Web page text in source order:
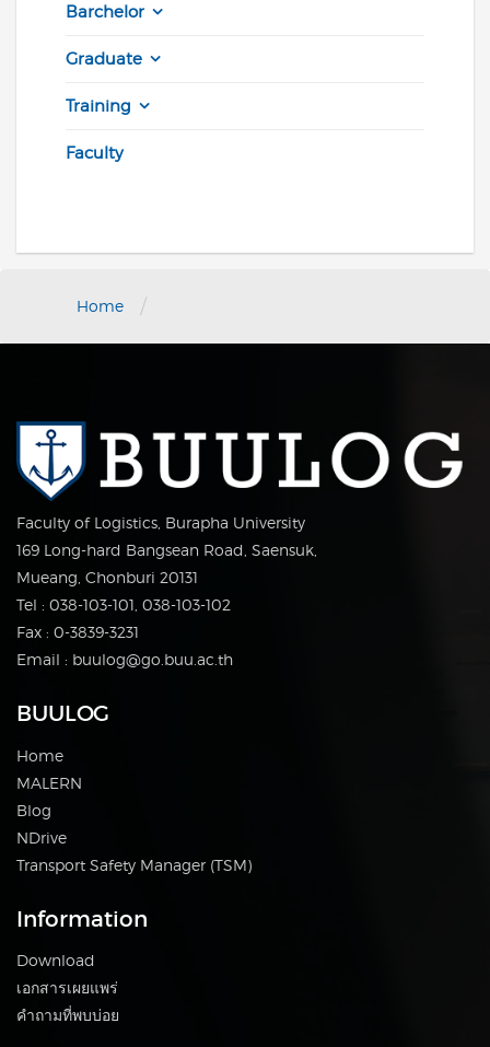
Barchelor
Graduate
Training
Faculty
Home /
Faculty of Logistics, Burapha University
169 Long-hard Bangsean Road, Saensuk,
Mueang, Chonburi 20131
Tel : 038-103-101, 038-103-102
Fax : 0-3839-3231
Email : buulog@go.buu.ac.th
BUULOG
Home
MALERN
Blog
NDrive
Transport Safety Manager (TSM)
Information
Download
เอกสารเผยแพร่
คำถามที่พบบ่อย